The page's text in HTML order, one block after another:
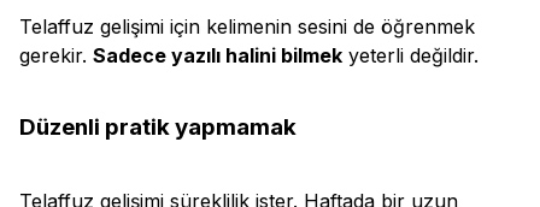
Telaffuz gelişimi için kelimenin sesini de öğrenmek
gerekir. Sadece yazılı halini bilmek yeterli değildir.
Düzenli pratik yapmamak
Telaffuz gelişimi süreklilik ister. Haftada bir uzun